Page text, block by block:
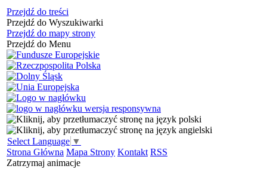
Przejdź do treści
Przejdź do Wyszukiwarki
Przejdź do mapy strony
Przejdź do Menu
Select Language ▼
Strona Główna Mapa Strony Kontakt RSS
Zatrzymaj animacje